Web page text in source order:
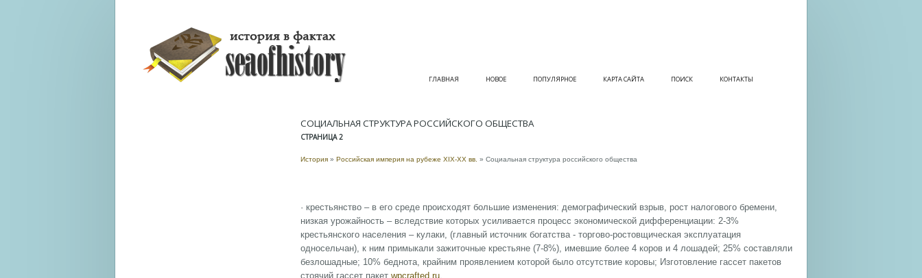
ГЛАВНАЯ НОВОЕ ПОПУЛЯРНОЕ КАРТА САЙТА ПОИСК КОНТАКТЫ
СОЦИАЛЬНАЯ СТРУКТУРА РОССИЙСКОГО ОБЩЕСТВА
СТРАНИЦА 2
История » Российская империя на рубеже XIX-XX вв. » Социальная структура российского общества
· крестьянство – в его среде происходят большие изменения: демографический взрыв, рост налогового бремени,
низкая урожайность – вследствие которых усиливается процесс экономической дифференциации: 2-3%
крестьянского населения – кулаки, (главный источник богатства - торгово-ростовщическая эксплуатация
односельчан), к ним примыкали зажиточные крестьяне (7-8%), имевшие более 4 коров и 4 лошадей; 25% составляли
безлошадные; 10% беднота, крайним проявлением которой было отсутствие коровы; Изготовление гассет пакетов
стоячий гассет пакет wpcrafted.ru.